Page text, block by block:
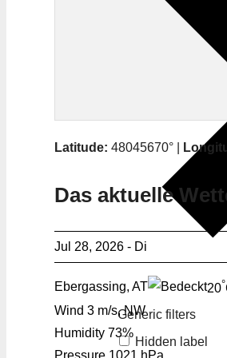
Generic filters
Hidden label
Latitude: 48045670° |
Das aktuelle
Jul 28, 2026 - Di
Ebergassing, AT 20°
Wind 3 m/s, NW
Humidity 73%
Pressure 1021 hPa